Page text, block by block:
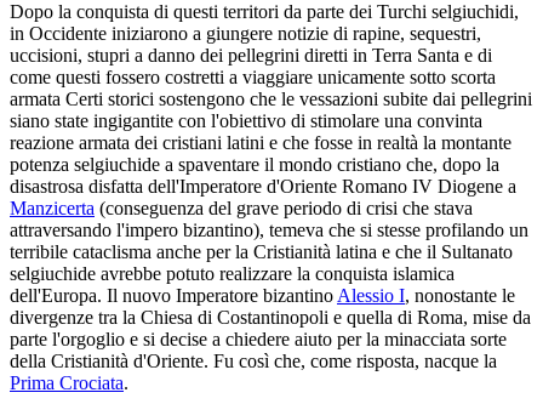
Dopo la conquista di questi territori da parte dei Turchi selgiuchidi,
in Occidente iniziarono a giungere notizie di rapine, sequestri,
uccisioni, stupri a danno dei pellegrini diretti in Terra Santa e di
come questi fossero costretti a viaggiare unicamente sotto scorta
armata Certi storici sostengono che le vessazioni subite dai pellegrini
siano state ingigantite con l'obiettivo di stimolare una convinta
reazione armata dei cristiani latini e che fosse in realtà la montante
potenza selgiuchide a spaventare il mondo cristiano che, dopo la
disastrosa disfatta dell'Imperatore d'Oriente Romano IV Diogene a
Manzicerta (conseguenza del grave periodo di crisi che stava
attraversando l'impero bizantino), temeva che si stesse profilando un
terribile cataclisma anche per la Cristianità latina e che il Sultanato
selgiuchide avrebbe potuto realizzare la conquista islamica
dell'Europa. Il nuovo Imperatore bizantino Alessio I, nonostante le
divergenze tra la Chiesa di Costantinopoli e quella di Roma, mise da
parte l'orgoglio e si decise a chiedere aiuto per la minacciata sorte
della Cristianità d'Oriente. Fu così che, come risposta, nacque la
Prima Crociata.